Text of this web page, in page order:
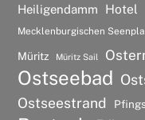
Heiligendamm Hotel
Mecklenburgischen
Müritz Müritz Sail
Ostseebad
Ostseestrand